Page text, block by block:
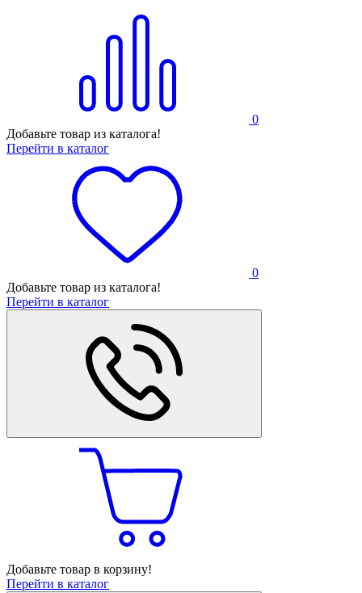
0
Добавьте товар из каталога!
Перейти в каталог
0
Добавьте товар из каталога!
Перейти в каталог
Добавьте товар в корзину!
Перейти в каталог